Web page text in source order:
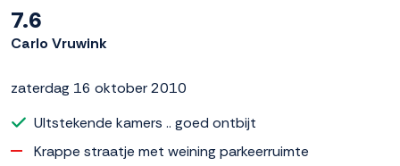
7.6
Carlo Vruwink
zaterdag 16 oktober 2010
UItstekende kamers .. goed ontbijt
Krappe straatje met weining parkeerruimte